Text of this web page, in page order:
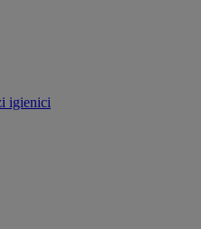
igienici